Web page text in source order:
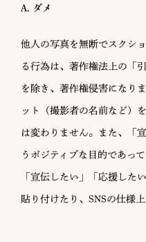
A. ダメ
他人の写真を無断でスクシ
る行為は、著作権法上の「
を除き、著作権侵害になり
ット（撮影者の名前など）
は変わりません。また、「
うポジティブな目的であって
「宣伝したい」「応援した
貼り付けたり、SNSの仕様